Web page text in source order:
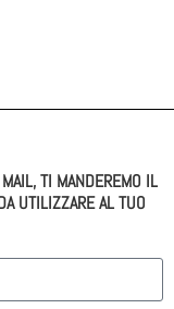
TI MANDEREMO IL
UTILIZZARE AL TUO